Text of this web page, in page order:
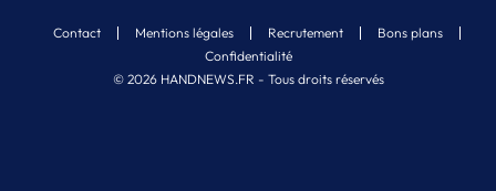
© 2026 HANDNEWS.FR - Tous droits réservés
Contact Mentions légales Recrutement
Bons plans
Confidentialité